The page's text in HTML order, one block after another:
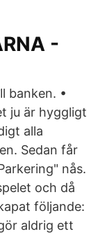
-
banken. •
ju är hyggligt
alla
Sedan får
nås.
och då
följande:
aldrig ett